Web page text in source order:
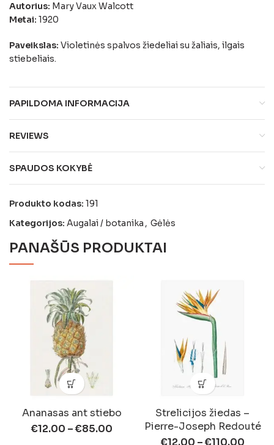
Autorius: Mary Vaux Walcott
Metai: 1920
Paveikslas: Violetinės spalvos žiedeliai su žaliais, ilgais
stiebeliais.
PAPILDOMA INFORMACIJA
REVIEWS
SPAUDOS KOKYBĖ
Produkto kodas: 191
Kategorijos: Augalai / botanika , Gėlės
PANAŠŪS PRODUKTAI
Ananasas ant stiebo
€12.00 –€85.00
Strelicijos žiedas –
Pierre-Joseph Redouté